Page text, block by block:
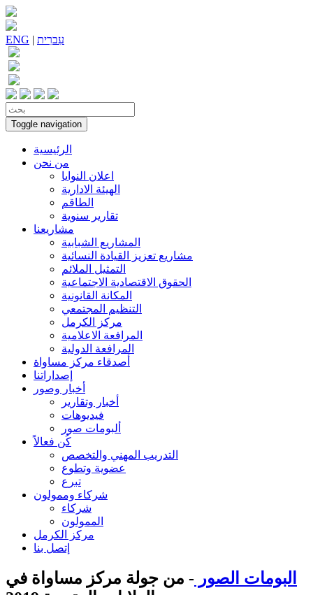
ENG | עִברִית
Toggle navigation
الرئيسية
من نحن
اعلان النوايا
الهيئة الادارية
الطاقم
تقارير سنوية
مشاريعنا
المشاريع الشبابية
مشاريع تعزيز القيادة النسائية
التمثيل الملائم
الحقوق الاقتصادية الاجتماعية
المكانة القانونية
التنظيم المجتمعي
مركز الكرمل
المرافعة الاعلامية
المرافعة الدولية
أصدقاء مركز مساواة
إصداراتنا
أخبار وصور
أخبار وتقارير
فيديوهات
ألبومات صور
كُن فعالاً
التدريب المهني والتخصص
عضوية وتطوع
تبرع
شركاء وممولون
شركاء
الممولون
مركز الكرمل
إتصل بنا
البومات الصور - من جولة مركز مساواة في